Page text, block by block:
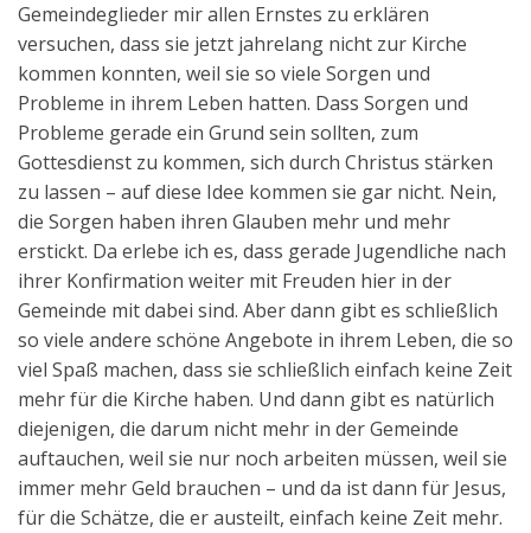
Gemeindeglieder mir allen Ernstes zu erklären
versuchen, dass sie jetzt jahrelang nicht zur Kirche
kommen konnten, weil sie so viele Sorgen und
Probleme in ihrem Leben hatten. Dass Sorgen und
Probleme gerade ein Grund sein sollten, zum
Gottesdienst zu kommen, sich durch Christus stärken
zu lassen – auf diese Idee kommen sie gar nicht. Nein,
die Sorgen haben ihren Glauben mehr und mehr
erstickt. Da erlebe ich es, dass gerade Jugendliche nach
ihrer Konfirmation weiter mit Freuden hier in der
Gemeinde mit dabei sind. Aber dann gibt es schließlich
so viele andere schöne Angebote in ihrem Leben, die so
viel Spaß machen, dass sie schließlich einfach keine Zeit
mehr für die Kirche haben. Und dann gibt es natürlich
diejenigen, die darum nicht mehr in der Gemeinde
auftauchen, weil sie nur noch arbeiten müssen, weil sie
immer mehr Geld brauchen – und da ist dann für Jesus,
für die Schätze, die er austeilt, einfach keine Zeit mehr.